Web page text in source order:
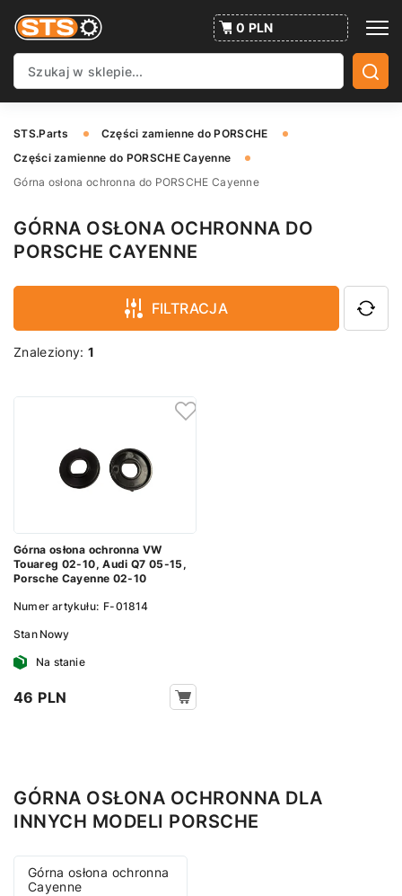
0 PLN
STS.Parts
Części zamienne do PORSCHE
Części zamienne do PORSCHE Cayenne
Górna osłona ochronna do PORSCHE Cayenne
GÓRNA OSŁONA OCHRONNA DO
PORSCHE CAYENNE
FILTRACJA
Znaleziony:1
Górna osłona ochronna VW
Touareg 02-10, Audi Q7 05-15,
Porsche Cayenne 02-10
Numer artykułu: F-01814
Stan Nowy
Na stanie
46 PLN
GÓRNA OSŁONA OCHRONNA DLA
INNYCH MODELI PORSCHE
Górna osłona ochronna
Cayenne